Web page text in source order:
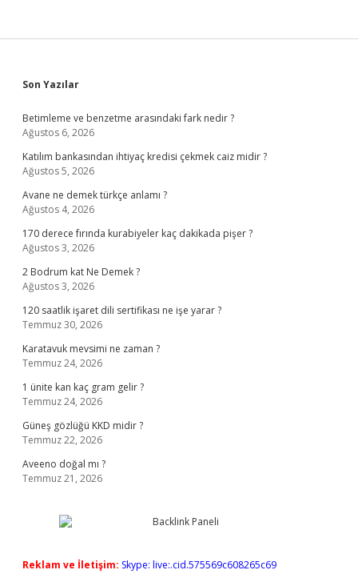
Sidebar
Son Yazılar
Betimleme ve benzetme arasındaki fark nedir ?
Ağustos 6, 2026
Katılım bankasından ihtiyaç kredisi çekmek caiz midir ?
Ağustos 5, 2026
Avane ne demek türkçe anlamı ?
Ağustos 4, 2026
170 derece fırında kurabiyeler kaç dakikada pişer ?
Ağustos 3, 2026
2 Bodrum kat Ne Demek ?
Ağustos 3, 2026
120 saatlik işaret dili sertifikası ne işe yarar ?
Temmuz 30, 2026
Karatavuk mevsimi ne zaman ?
Temmuz 24, 2026
1 ünite kan kaç gram gelir ?
Temmuz 24, 2026
Güneş gözlüğü KKD midir ?
Temmuz 22, 2026
Aveeno doğal mı ?
Temmuz 21, 2026
Reklam ve İletişim: Skype: live:.cid.575569c608265c69